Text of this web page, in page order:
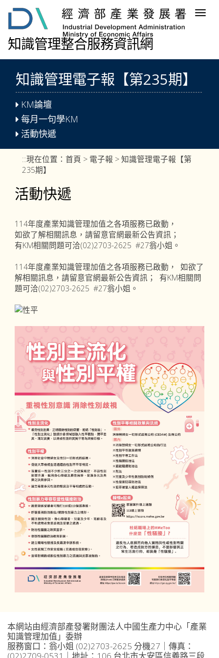
容
知識管理整合服務資訊網
知識管理電子報【第235期】
KM論壇
每月一句學KM
活動快遞
:::現在位置： 首頁 > 電子報 > 知識管理電子報【第
235期】
活動快遞
114年度產業知識管理加值之各項服務已啟動，
如欲了解相關訊息，請留意官網最新公告資訊；
有KM相關問題可洽(02)2703-2625 #27翁小姐。
114年度產業知識管理加值之各項服務已啟動， 如欲了
解相關訊息，請留意官網最新公告資訊； 有KM相關問
題可洽(02)2703-2625 #27翁小姐。
本網站由經濟部產發署財團法人中國生產力中心「產業
知識管理加值」委辦
服務窗口：翁小姐 (02)2703-2625 分機27｜傳真：